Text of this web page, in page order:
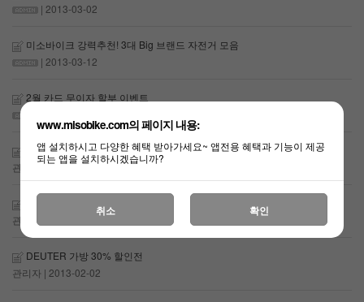
| 2013-03-02
미소바이크 강력추천! 3대 Big 브랜드 자전거 모음
| 2013-03-12
2월 카드 무이자 할부 이벤트
라이트 특가
관리자| 2013-02-02
관리자
| 2013-02-02
DEUTER 가방 30% 할인전
관리자 | 2013-02-02
www.misobike.com의 페이지 내용:
앱 설치하시고 다양한 혜택 받아가세요~ 앱전용 혜택과 기능이 제공
되는 앱을 설치하시겠습니까?
취소 확인